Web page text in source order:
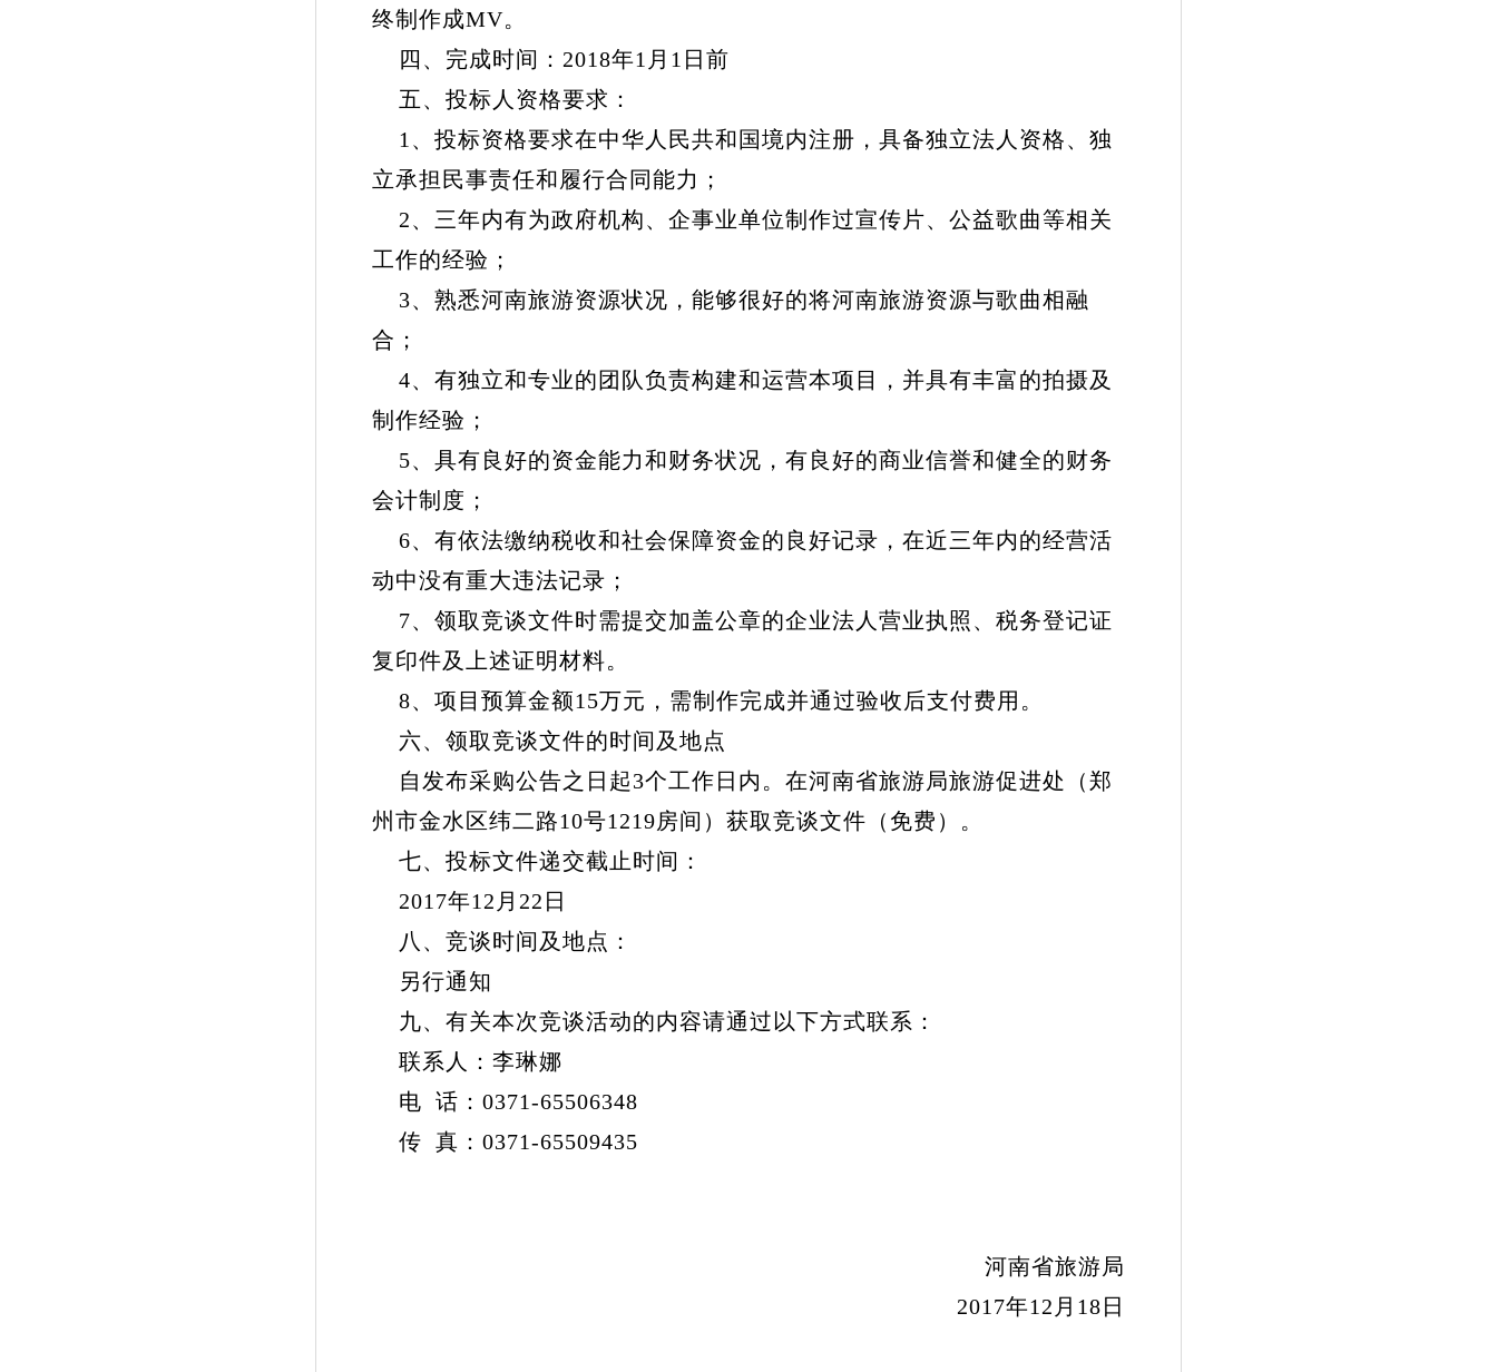
终制作成MV。
四、完成时间：2018年1月1日前
五、投标人资格要求：
1、投标资格要求在中华人民共和国境内注册，具备独立法人资格、独
立承担民事责任和履行合同能力；
2、三年内有为政府机构、企事业单位制作过宣传片、公益歌曲等相关
工作的经验；
3、熟悉河南旅游资源状况，能够很好的将河南旅游资源与歌曲相融
合；
4、有独立和专业的团队负责构建和运营本项目，并具有丰富的拍摄及
制作经验；
5、具有良好的资金能力和财务状况，有良好的商业信誉和健全的财务
会计制度；
6、有依法缴纳税收和社会保障资金的良好记录，在近三年内的经营活
动中没有重大违法记录；
7、领取竞谈文件时需提交加盖公章的企业法人营业执照、税务登记证
复印件及上述证明材料。
8、项目预算金额15万元，需制作完成并通过验收后支付费用。
六、领取竞谈文件的时间及地点
自发布采购公告之日起3个工作日内。在河南省旅游局旅游促进处（郑
州市金水区纬二路10号1219房间）获取竞谈文件（免费）。
七、投标文件递交截止时间：
2017年12月22日
八、竞谈时间及地点：
另行通知
九、有关本次竞谈活动的内容请通过以下方式联系：
联系人：李琳娜
电 话：0371-65506348
传 真：0371-65509435
河南省旅游局
2017年12月18日